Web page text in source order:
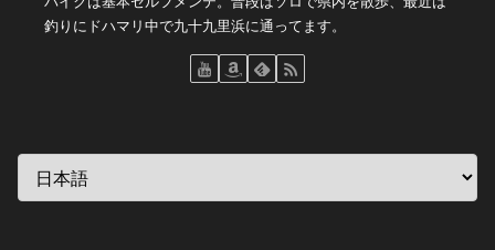
釣りにドハマリ中で九十九里浜に通ってます。